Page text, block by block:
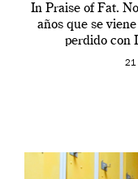
In Praise of Fat.
años que se
perdido con